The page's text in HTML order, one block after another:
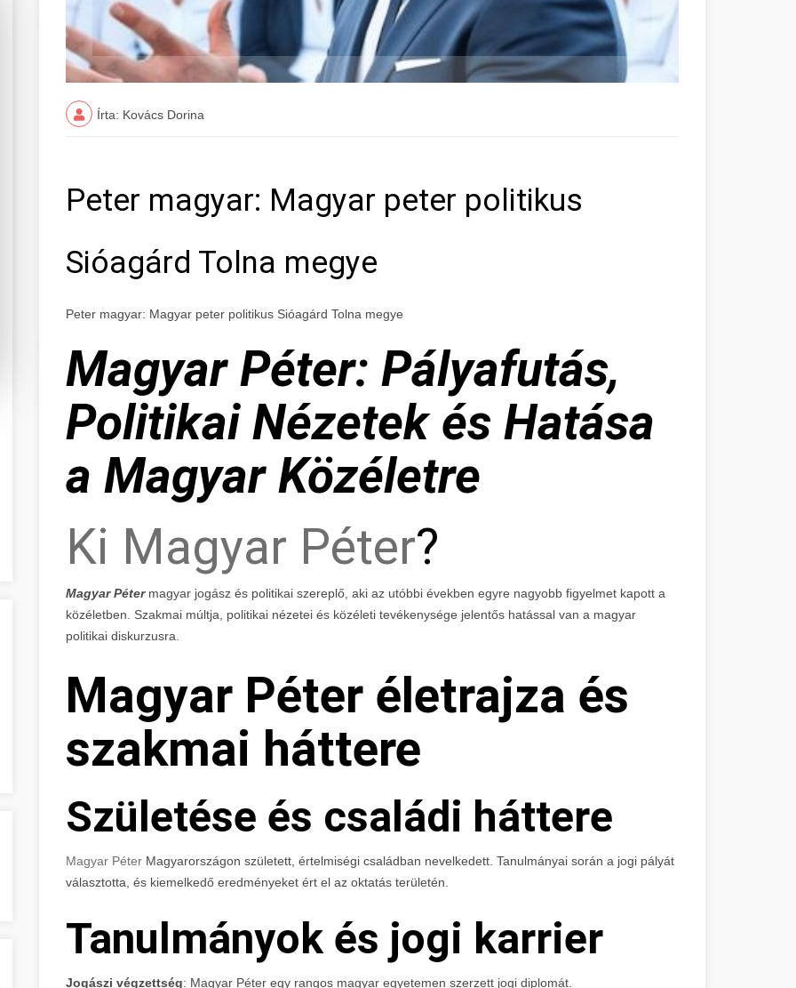
Írta: Kovács Dorina
Peter magyar: Magyar peter politikus
Sióagárd Tolna megye
Peter magyar: Magyar peter politikus Sióagárd Tolna megye
Magyar Péter: Pályafutás,
Politikai Nézetek és Hatása
a Magyar Közéletre
Ki Magyar Péter?
Magyar Pétermagyar jogász és politikai szereplő, aki az utóbbi években egyre nagyobb figyelmet kapott a
közéletben. Szakmai múltja, politikai nézetei és közéleti tevékenysége jelentős hatással van a magyar
politikai diskurzusra.
Magyar Péter életrajza és
szakmai háttere
Születése és családi háttere
Magyar Péter Magyarországon született, értelmiségi családban nevelkedett. Tanulmányai során a jogi pályát
választotta, és kiemelkedő eredményeket ért el az oktatás területén.
Tanulmányok és jogi karrier
Jogászi végzettség: Magyar Péter egy rangos magyar egyetemen szerzett jogi diplomát.